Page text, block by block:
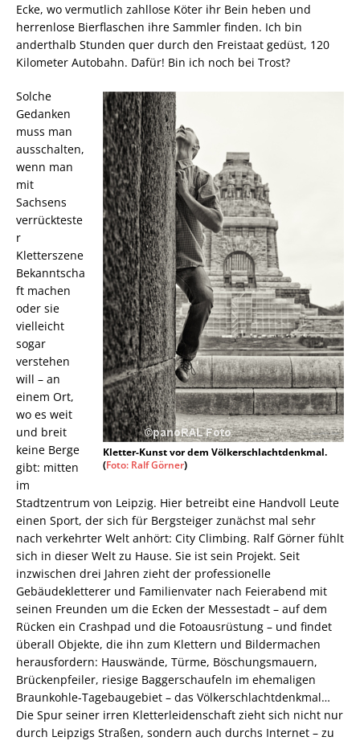
Ecke, wo vermutlich zahllose Köter ihr Bein heben und
herrenlose Bierflaschen ihre Sammler finden. Ich bin
anderthalb Stunden quer durch den Freistaat gedüst, 120
Kilometer Autobahn. Dafür! Bin ich noch bei Trost?
Kletter-Kunst vor dem Völkerschlachtdenkmal.
(Foto: Ralf Görner)
Solche
Gedanken
muss man
ausschalten,
wenn man
mit
Sachsens
verrückteste
r
Kletterszene
Bekanntscha
ft machen
oder sie
vielleicht
sogar
verstehen
will – an
einem Ort,
wo es weit
und breit
keine Berge
gibt: mitten
im
Stadtzentrum von Leipzig. Hier betreibt eine Handvoll Leute
einen Sport, der sich für Bergsteiger zunächst mal sehr
nach verkehrter Welt anhört: City Climbing. Ralf Görner fühlt
sich in dieser Welt zu Hause. Sie ist sein Projekt. Seit
inzwischen drei Jahren zieht der professionelle
Gebäudekletterer und Familienvater nach Feierabend mit
seinen Freunden um die Ecken der Messestadt – auf dem
Rücken ein Crashpad und die Fotoausrüstung – und findet
überall Objekte, die ihn zum Klettern und Bildermachen
herausfordern: Hauswände, Türme, Böschungsmauern,
Brückenpfeiler, riesige Baggerschaufeln im ehemaligen
Braunkohle-Tagebaugebiet – das Völkerschlachtdenkmal…
Die Spur seiner irren Kletterleidenschaft zieht sich nicht nur
durch Leipzigs Straßen, sondern auch durchs Internet – zu